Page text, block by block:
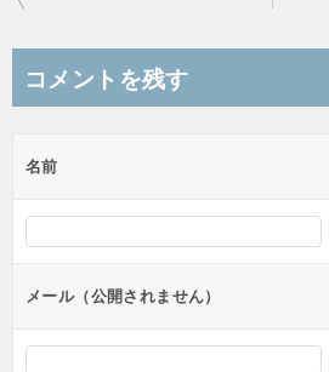
ビ
ー
シ
ン
コメントを残す
名前
メール（公開されません）